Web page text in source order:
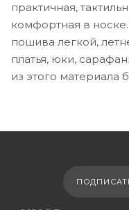
практичная,
комфортная в
пошива легкой,
платья, юки,
из этого материала